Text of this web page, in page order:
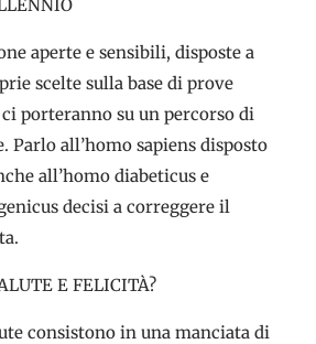
aperte e sensibili, disposte a
scelte sulla base di prove
porteranno su un percorso di
Parlo all’homo sapiens disposto
all’homo diabeticus e
decisi a correggere il
E FELICITÀ?
consistono in una manciata di